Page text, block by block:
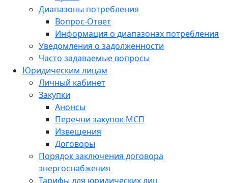
Диапазоны потребления
Вопрос-Ответ
Информация о диапазонах потребления
Уведомления о задолженности
Часто задаваемые вопросы
Юридическим лицам
Личный кабинет
Закупки
Анонсы
Перечни закупок МСП
Извещения
Договоры
Порядок заключения договора
энергоснабжения
Тарифы для юридических лиц